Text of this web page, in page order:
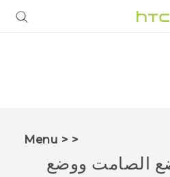
< < Menu
الصامت ووضع